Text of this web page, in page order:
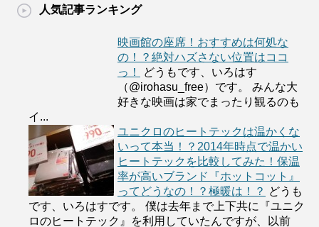
人気記事ランキング
映画館の座席！おすすめは何処な
の！？絶対ハズさない位置はココ
っ！
どうもです、いろはす
（@irohasu_free）です。 みんな大
好きな映画は家でまったり観るのも
イ...
ユニクロのヒートテックは温かくな
いって本当！？2014年時点で温かい
ヒートテックを比較してみた！保温
率が高いブランド『ホットコット』
ってどうなの！？極暖は！？ どうも
です、いろはすです。 僕は去年まで上下共に『ユニク
ロのヒートテック』を利用していたんですが、以前